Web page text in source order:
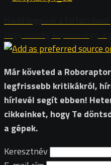
Már követed a
legfrissebb kritikákról,
hírlevél segít ebben!
cikkeinket, hogy Te
a gépek.
Keresztnév